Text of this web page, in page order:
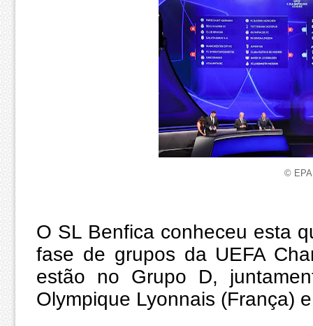
© EPA
O SL Benfica conheceu esta
fase de grupos da UEFA
estão no Grupo D,
Olympique Lyonnais (França)